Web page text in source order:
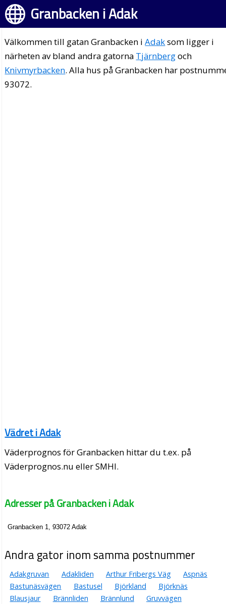
Granbacken i Adak
Välkommen till gatan Granbacken iAdaksom ligger i
närheten av bland andra gatorna Tjärnbergoch
Knivmyrbacken. Alla hus på Granbacken har
93072.
Vädret i Adak
Väderprognos för Granbacken hittar du t.ex. på
Väderprognos.nu eller SMHI.
Adresser på Granbacken i Adak
Granbacken 1, 93072 Adak
Andra gator inom samma postnummer
Adakgruvan Adakliden Arthur Fribergs Väg
Aspnäs
Bastunäsvägen
Bastusel Björkland
Björknäs
Blausjaur
Brännliden Brännlund
Gruvvägen